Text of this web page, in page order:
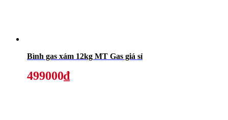
Bình gas xám 12kg MT Gas giá sỉ
499000₫